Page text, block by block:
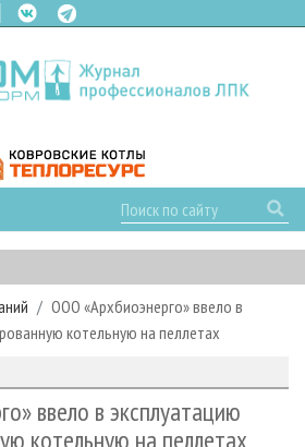
ООО «Архбиоэнерго» ввело в
котельную на пеллетах
ввело в эксплуатацию
котельную на пеллетах